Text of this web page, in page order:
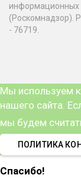
информационных
(Роскомнадзор).
- 76719.
Мы используем
нашего сайта.
мы будем
ПОЛИТИКА
Спасибо!